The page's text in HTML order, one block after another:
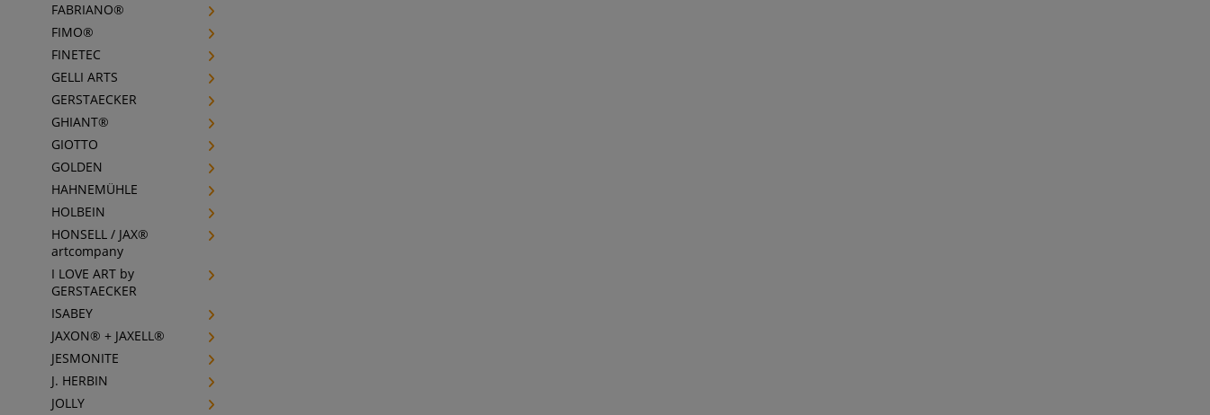
FABRIANO®
FIMO®
FINETEC
GELLI ARTS
GERSTAECKER
GHIANT®
GIOTTO
GOLDEN
HAHNEMÜHLE
HOLBEIN
HONSELL / JAX®
artcompany
I LOVE ART by
GERSTAECKER
ISABEY
JAXON® + JAXELL®
JESMONITE
J. HERBIN
JOLLY